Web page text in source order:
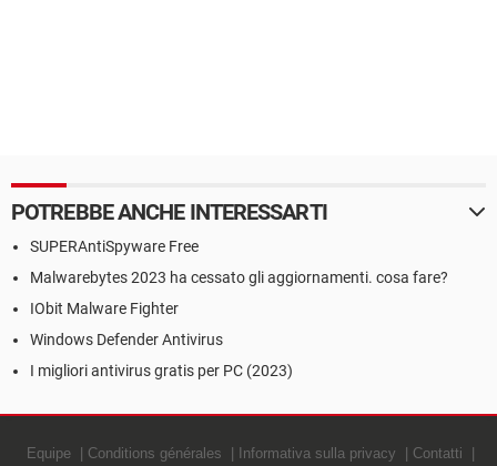
POTREBBE ANCHE INTERESSARTI
SUPERAntiSpyware Free
Malwarebytes 2023 ha cessato gli aggiornamenti. cosa fare?
IObit Malware Fighter
Windows Defender Antivirus
I migliori antivirus gratis per PC (2023)
Equipe Conditions générales Informativa sulla privacy Contatti